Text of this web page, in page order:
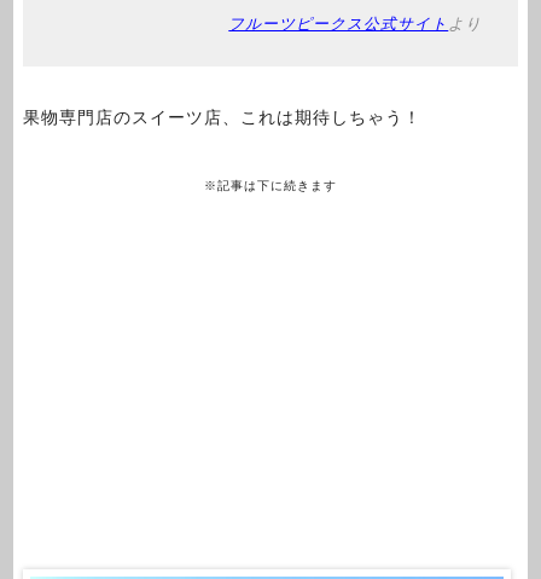
フルーツピークス公式サイト より
果物専門店のスイーツ店、これは期待しちゃう！
※記事は下に続きます